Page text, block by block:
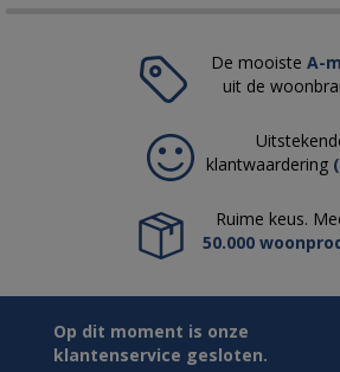
De mooiste A-
uit de
klantwaardering
Ruime keus.
50.000
Op dit moment is onze
klantenservice gesloten.